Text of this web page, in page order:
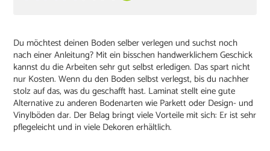
Du möchtest deinen Boden selber verlegen und suchst noch
nach einer Anleitung? Mit ein bisschen handwerklichem Geschick
kannst du die Arbeiten sehr gut selbst erledigen. Das spart nicht
nur Kosten. Wenn du den Boden selbst verlegst, bis du nachher
stolz auf das, was du geschafft hast. Laminat stellt eine gute
Alternative zu anderen Bodenarten wie Parkett oder Design- und
Vinylböden dar. Der Belag bringt viele Vorteile mit sich: Er ist sehr
pflegeleicht und in viele Dekoren erhältlich.